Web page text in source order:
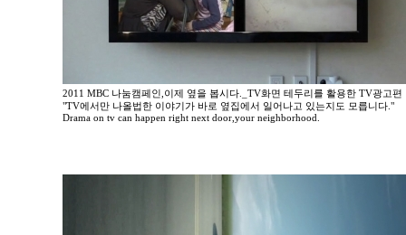
2011 MBC 나눔캠페인,이제 옆을 봅시다._TV화면 테두리를 활용한 TV광고편
"TV에서만 나올법한 이야기가 바로 옆집에서 일어나고 있는지도 모릅니다."
Drama on tv can happen right next door,your neighborhood.